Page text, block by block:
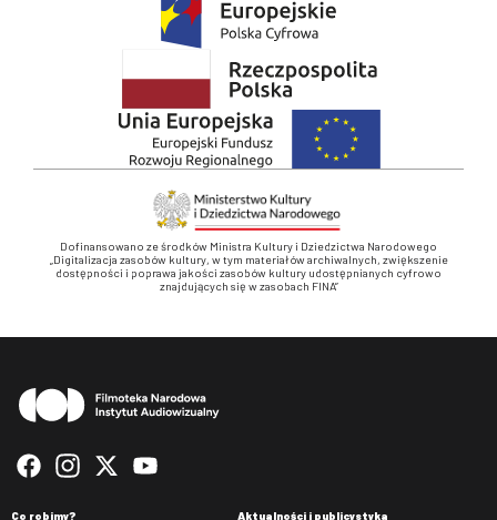
Dofinansowano ze środków Ministra Kultury i Dziedzictwa Narodowego
„Digitalizacja zasobów kultury, w tym materiałów archiwalnych, zwiększenie
dostępności i poprawa jakości zasobów kultury udostępnianych cyfrowo
znajdujących się w zasobach FINA”
Co robimy? Aktualności i publicystyka